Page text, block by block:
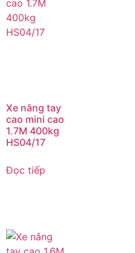
Xe nâng tay
cao mini cao
1.7M 400kg
HS04/17
Đọc tiếp